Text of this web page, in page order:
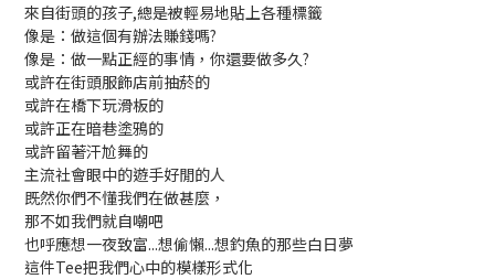
來自街頭的孩子,總是被輕易地貼上各種標籤
像是：做這個有辦法賺錢嗎?
像是：做一點正經的事情，你還要做多久?
或許在街頭服飾店前抽菸的
或許在橋下玩滑板的
或許正在暗巷塗鴉的
或許留著汗尬舞的
主流社會眼中的遊手好閒的人
既然你們不懂我們在做甚麼，
那不如我們就自嘲吧
也呼應想一夜致富...想偷懶...想釣魚的那些白日夢
這件Tee把我們心中的模樣形式化